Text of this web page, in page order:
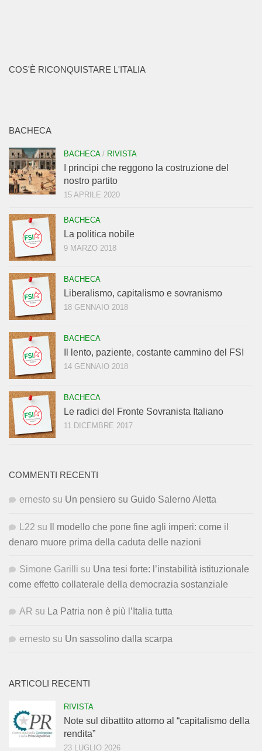
COS'È RICONQUISTARE L'ITALIA
BACHECA
BACHECA/ RIVISTA
I principi che reggono la costruzione del
nostro partito
15 APRILE 2020
BACHECA
La politica nobile
9 MARZO 2018
BACHECA
Liberalismo, capitalismo e sovranismo
18 GENNAIO 2018
BACHECA
Il lento, paziente, costante cammino del FSI
14 GENNAIO 2018
BACHECA
Le radici del Fronte Sovranista Italiano
11 DICEMBRE 2017
COMMENTI RECENTI
ernesto su Un pensiero su Guido Salerno Aletta
L22 su
Il modello che pone fine agli imperi: come il
denaro muore prima della caduta delle nazioni
Simone Garilli su Una tesi forte: l’instabilità istituzionale
come effetto collaterale della democrazia sostanziale
AR su La Patria non è più l’Italia tutta
ernesto su Un sassolino dalla scarpa
ARTICOLI RECENTI
RIVISTA
Note sul dibattito attorno al “capitalismo della
rendita”
23 LUGLIO 2026